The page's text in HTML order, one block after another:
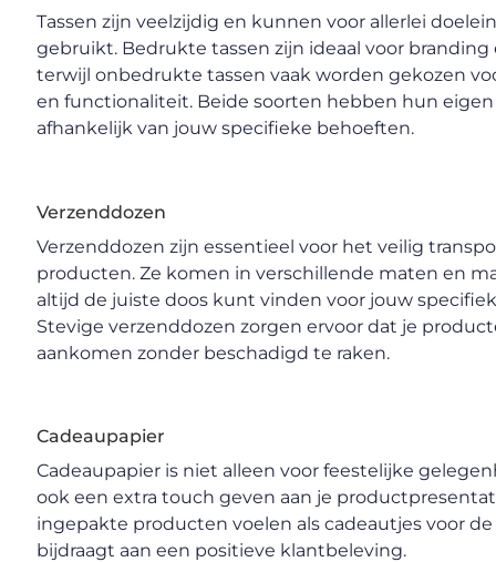
Tassen zijn veelzijdig en kunnen voor allerlei
gebruikt. Bedrukte tassen zijn ideaal voor
terwijl onbedrukte tassen vaak worden gekozen
en functionaliteit. Beide soorten hebben hun
afhankelijk van jouw specifieke behoeften.
Verzenddozen
Verzenddozen zijn essentieel voor het veilig
producten. Ze komen in verschillende maten en
altijd de juiste doos kunt vinden voor jouw
Stevige verzenddozen zorgen ervoor dat je
aankomen zonder beschadigd te raken.
Cadeaupapier
Cadeaupapier is niet alleen voor feestelijke
ook een extra touch geven aan je
ingepakte producten voelen als cadeautjes voor
bijdraagt aan een positieve klantbeleving.